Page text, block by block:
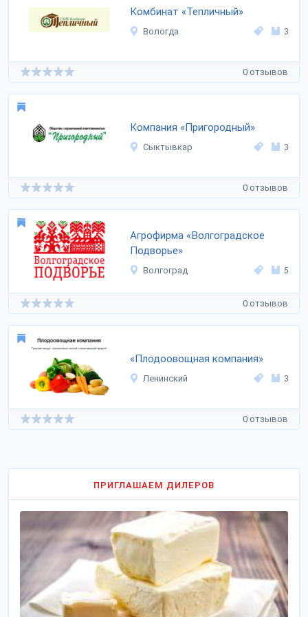
Комбинат «Тепличный»
Вологда 3
0 отзывов
Компания «Пригородный»
Сыктывкар 3
0 отзывов
Агрофирма «Волгоградское
Подворье»
Волгоград 5
0 отзывов
«Плодоовощная компания»
Ленинский 3
0 отзывов
ПРИГЛАШАЕМ ДИЛЕРОВ